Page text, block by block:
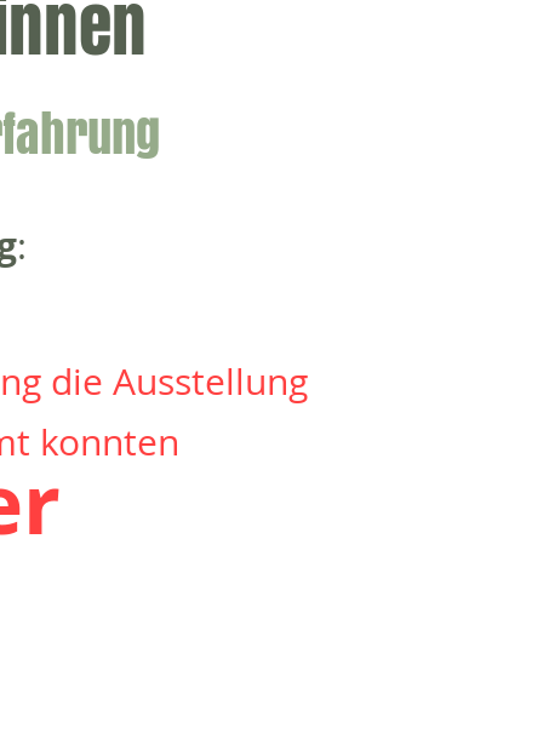
:
die Ausstellung
konnten